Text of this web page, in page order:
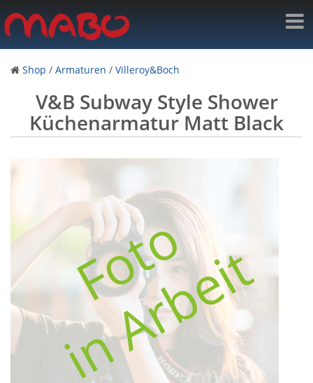
Shop / Armaturen / Villeroy&Boch
V&B Subway Style Shower
Küchenarmatur Matt Black